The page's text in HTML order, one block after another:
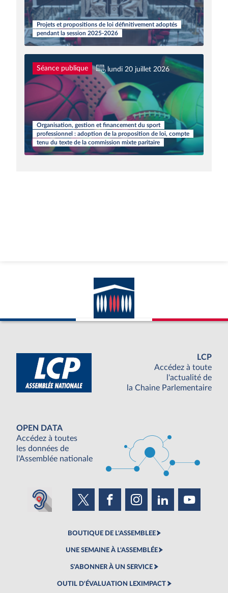
Projets et propositions de loi définitivement adoptés
pendant la session 2025-2026
Séance publique lundi 20 juillet 2026
Organisation, gestion et financement du sport
professionnel : adoption de la proposition de loi, compte
tenu du texte de la commission mixte paritaire
LCP
Accédez à toute
l'actualité de
la Chaine Parlementaire
OPEN DATA
Accédez à toutes
les données de
l'Assemblée nationale
BOUTIQUE DE L'ASSEMBLEE
UNE SEMAINE À L'ASSEMBLÉE
S'ABONNER À UN SERVICE
OUTIL D'ÉVALUATION LEXIMPACT